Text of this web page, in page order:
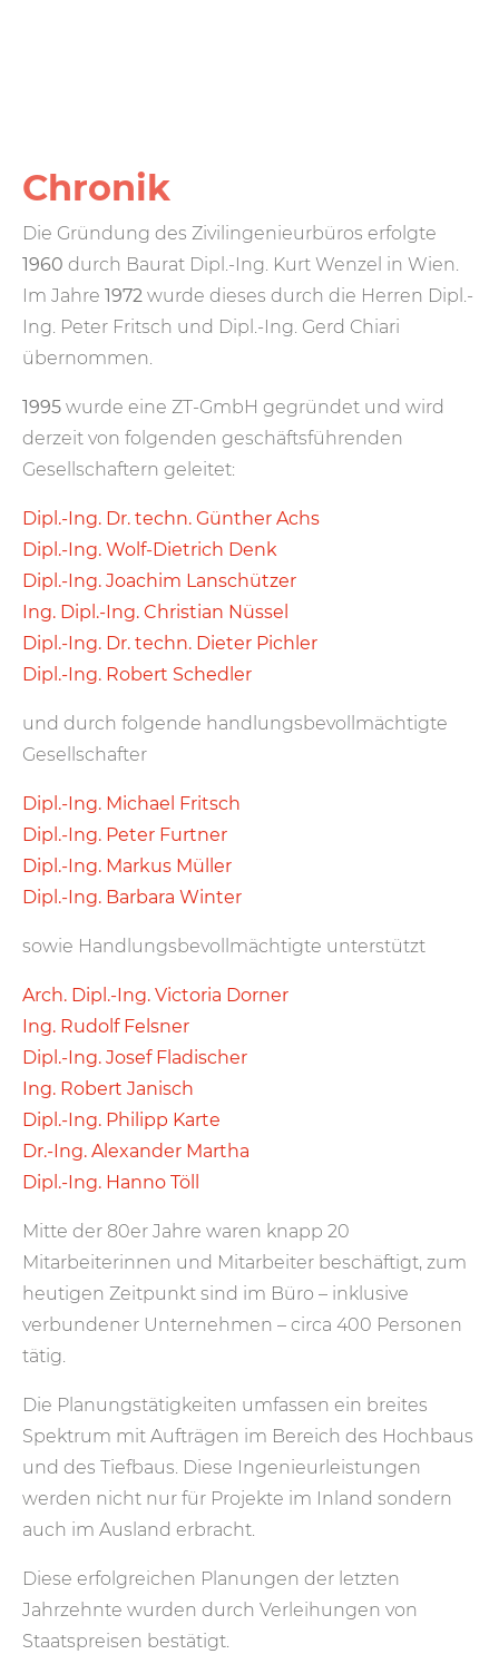
Chronik
Die Gründung des Zivilingenieurbüros erfolgte
1960 durch Baurat Dipl.-Ing. Kurt Wenzel in Wien.
Im Jahre 1972 wurde dieses durch die Herren Dipl.-
Ing. Peter Fritsch und Dipl.-Ing. Gerd Chiari
übernommen.
1995 wurde eine ZT-GmbH gegründet und wird
derzeit von folgenden geschäftsführenden
Gesellschaftern geleitet:
Dipl.-Ing. Dr. techn. Günther Achs
Dipl.-Ing. Wolf-Dietrich Denk
Dipl.-Ing. Joachim Lanschützer
Ing. Dipl.-Ing. Christian Nüssel
Dipl.-Ing. Dr. techn. Dieter Pichler
Dipl.-Ing. Robert Schedler
und durch folgende handlungsbevollmächtigte
Gesellschafter
Dipl.-Ing. Michael Fritsch
Dipl.-Ing. Peter Furtner
Dipl.-Ing. Markus Müller
Dipl.-Ing. Barbara Winter
sowie Handlungsbevollmächtigte unterstützt
Arch. Dipl.-Ing. Victoria Dorner
Ing. Rudolf Felsner
Dipl.-Ing. Josef Fladischer
Ing. Robert Janisch
Dipl.-Ing. Philipp Karte
Dr.-Ing. Alexander Martha
Dipl.-Ing. Hanno Töll
Mitte der 80er Jahre waren knapp 20
Mitarbeiterinnen und Mitarbeiter beschäftigt, zum
heutigen Zeitpunkt sind im Büro – inklusive
verbundener Unternehmen – circa 400 Personen
tätig.
Die Planungstätigkeiten umfassen ein breites
Spektrum mit Aufträgen im Bereich des Hochbaus
und des Tiefbaus. Diese Ingenieurleistungen
werden nicht nur für Projekte im Inland sondern
auch im Ausland erbracht.
Diese erfolgreichen Planungen der letzten
Jahrzehnte wurden durch Verleihungen von
Staatspreisen bestätigt.